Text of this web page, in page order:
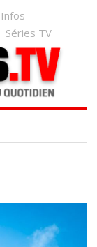
Infos
Séries TV